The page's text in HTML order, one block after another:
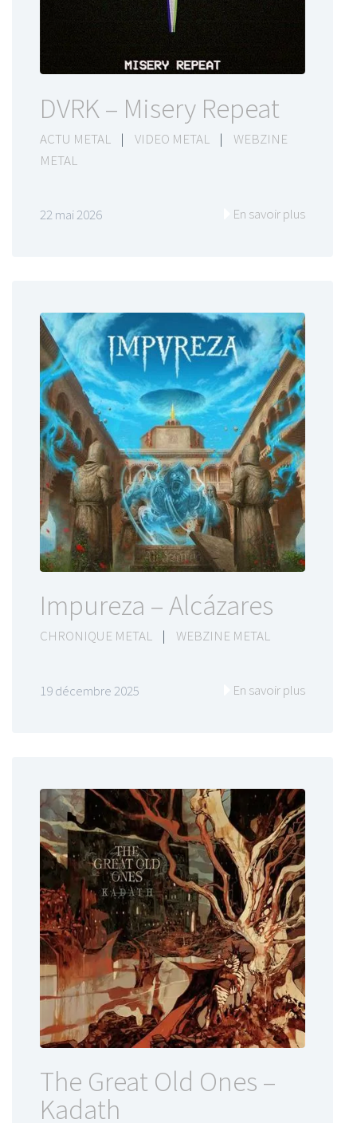
DVRK – Misery Repeat
ACTU METAL | VIDEO METAL |
WEBZINE
METAL
22 mai 2026 En savoir plus
Impureza – Alcázares
CHRONIQUE METAL | WEBZINE METAL
19 décembre 2025 En savoir plus
The Great Old Ones –
Kadath